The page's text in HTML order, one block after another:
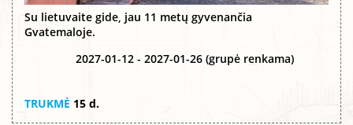
Su lietuvaite gide, jau 11 metų gyvenančia
Gvatemaloje.
2027-01-12 - 2027-01-26 (grupė renkama)
TRUKMĖ 15 d.